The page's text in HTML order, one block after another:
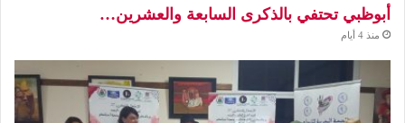
أبوظبي تحتفي بالذكرى السابعة والعشرين…
منذ 4 أيام